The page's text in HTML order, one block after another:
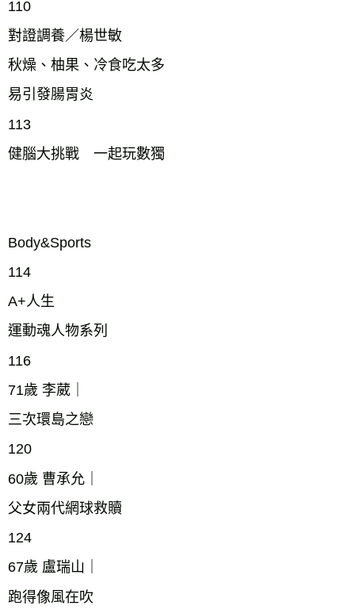
110
對證調養／楊世敏
秋燥、柚果、冷食吃太多
易引發腸胃炎
113
健腦大挑戰 一起玩數獨
Body&Sports
114
A+人生
運動魂人物系列
116
71歲 李葳｜
三次環島之戀
120
60歲 曹承允｜
父女兩代網球救贖
124
67歲 盧瑞山｜
跑得像風在吹